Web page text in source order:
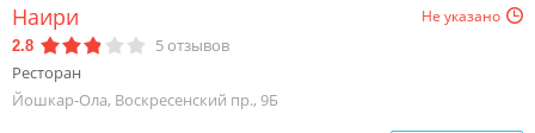
Наири Не указано
2.8 5отзывов
Ресторан
Йошкар-Ола, Воскресенский пр., 9Б